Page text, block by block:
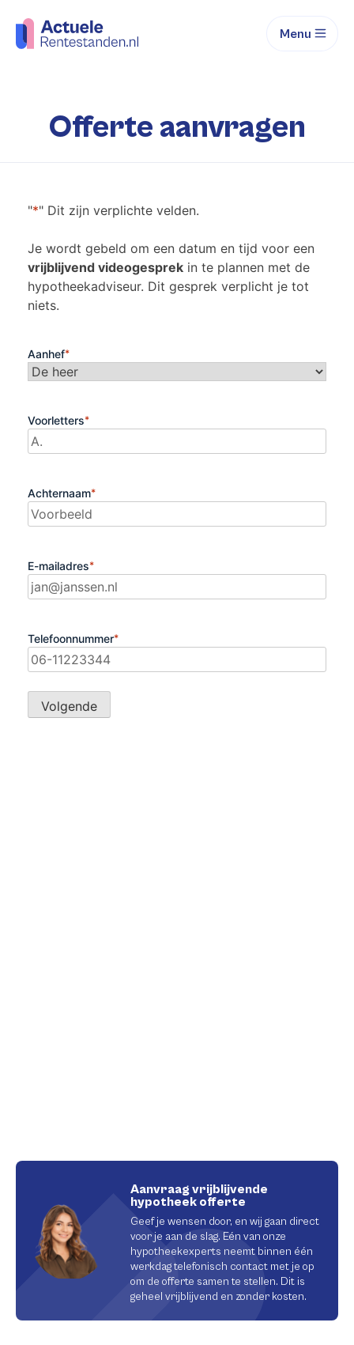
Menu
Offerte aanvragen
Aanvraag vrijblijvende
hypotheek offerte
Geef je wensen door, en wij gaan direct
voor je aan de slag. Eén van onze
hypotheekexperts neemt binnen één
werkdag telefonisch contact met je op
om de offerte samen te stellen. Dit is
geheel vrijblijvend en zonder kosten.